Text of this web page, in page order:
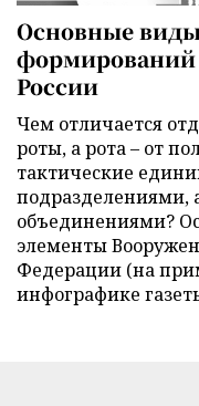
Основные
России
Чем отличается
роты, а рота – от
тактические
подразделениями,
объединениями?
элементы
Федерации (на
инфографике